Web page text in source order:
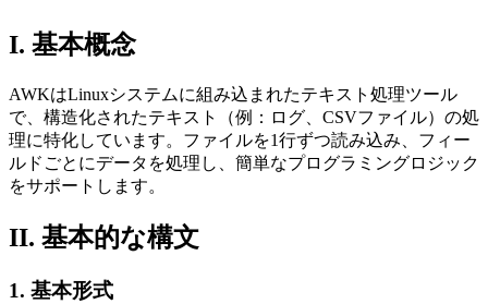
I. 基本概念
AWKはLinuxシステムに組み込まれたテキスト処理ツール
で、構造化されたテキスト（例：ログ、CSVファイル）の処
理に特化しています。ファイルを1行ずつ読み込み、フィー
ルドごとにデータを処理し、簡単なプログラミングロジック
をサポートします。
II. 基本的な構文
1. 基本形式